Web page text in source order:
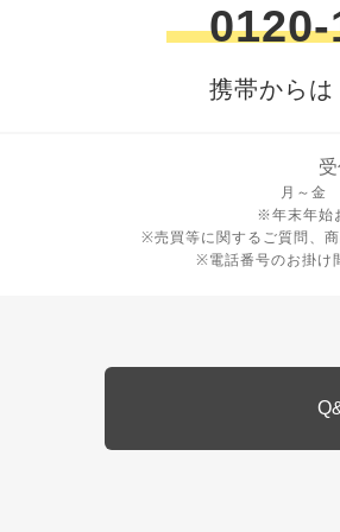
携帯から
月～金
月曜日から
※年末年始
※売買等に関するご質問、
※電話番号のお掛け